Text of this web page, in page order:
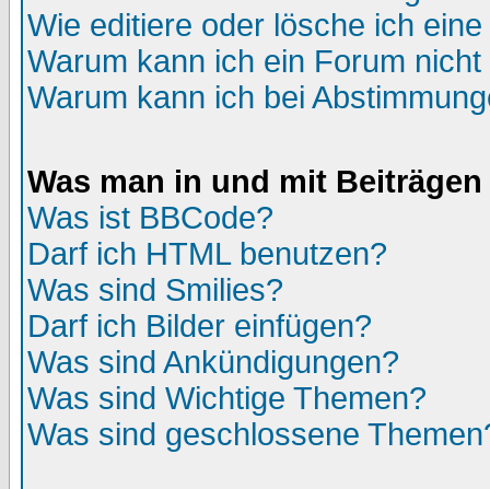
Wie editiere oder lösche ich
Warum kann ich ein Forum
Warum kann ich bei
Was man in und mit
Was ist BBCode?
Darf ich HTML benutzen?
Was sind Smilies?
Darf ich Bilder einfügen?
Was sind Ankündigungen?
Was sind Wichtige Themen?
Was sind geschlossene